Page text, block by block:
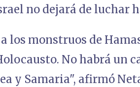
no dejará de luchar
los monstruos de
No habrá un
y Samaria", afirmó